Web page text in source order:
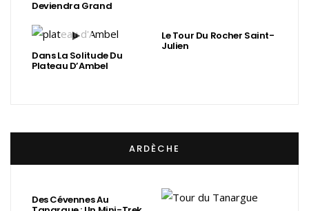
Deviendra Grand
Dans La Solitude Du
Plateau D’Ambel
Le Tour Du Rocher Saint-
Julien
ARDÈCHE
Des Cévennes Au